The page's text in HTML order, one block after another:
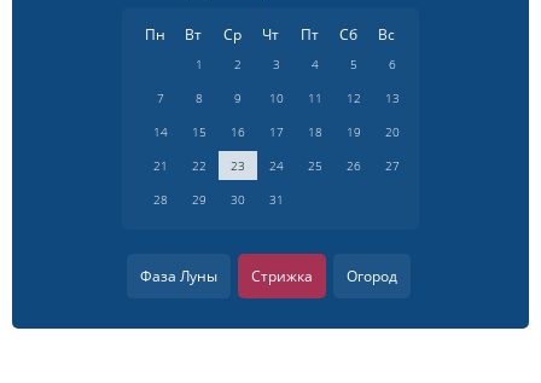
Пн Вт Ср Чт Пт Сб Вс
1 2 3 4 5
6
7
8 9 10 11 12
13
14
15 16 17 18 19
20
21
22 23 24 25 26
27
28
29 30 31
Фаза Луны Стрижка Огород